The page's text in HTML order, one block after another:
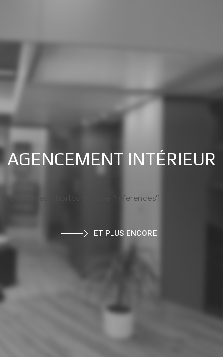
AGENCEMENT INTÉRIEUR
[references_shortcode type='references']
ET PLUS ENCORE